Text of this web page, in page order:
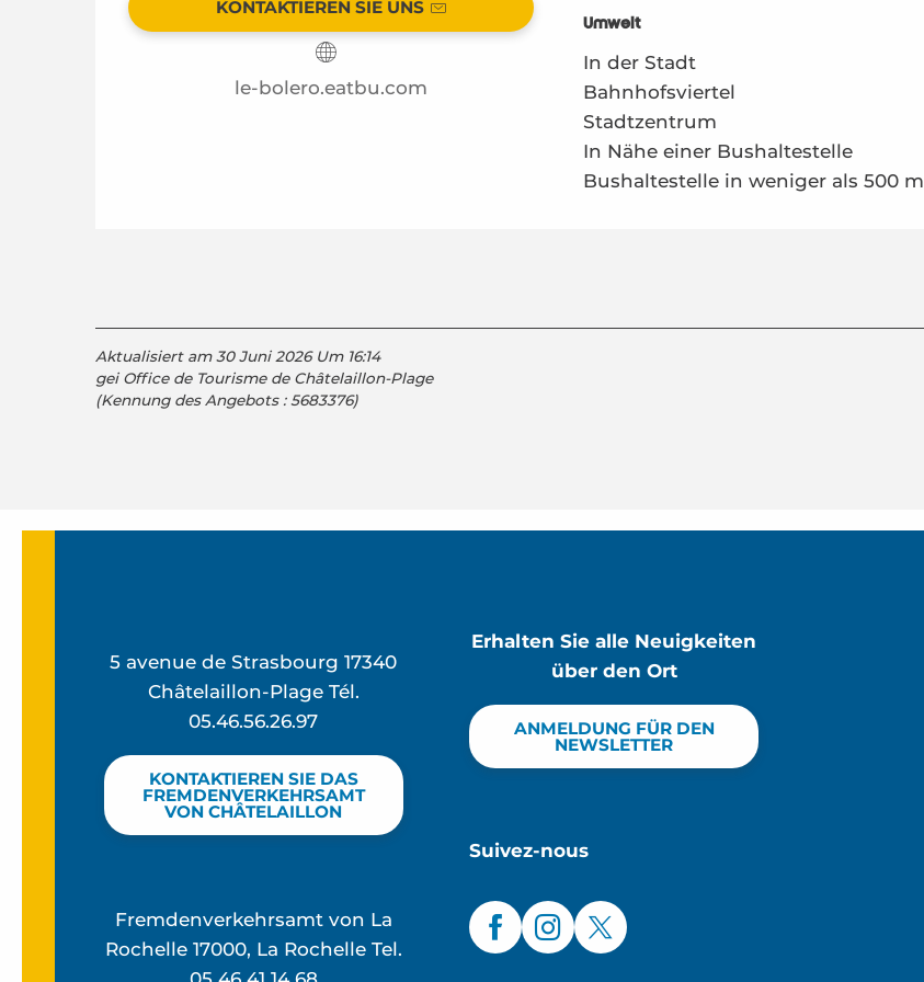
KONTAKTIEREN SIE UNS
le-bolero.eatbu.com
Umwelt
Umwelt
In der Stadt
Bahnhofsviertel
Stadtzentrum
In Nähe einer Bushaltestelle
Bushaltestelle in weniger als 500 m
Aktualisiert am 30 Juni 2026 Um 16:14
gei Office de Tourisme de Châtelaillon-Plage
(Kennung des Angebots :5683376)
5 avenue de Strasbourg 17340
Châtelaillon-Plage Tél.
05.46.56.26.97
KONTAKTIEREN SIE DAS
FREMDENVERKEHRSAMT
VON CHÂTELAILLON
Fremdenverkehrsamt von La
Rochelle 17000, La Rochelle Tel.
Erhalten Sie alle Neuigkeiten
über den Ort
ANMELDUNG FÜR DEN
NEWSLETTER
Suivez-nous